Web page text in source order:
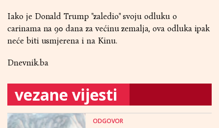
Iako je Donald Trump "zaledio" svoju odluku o
carinama na 90 dana za većinu zemalja, ova odluka ipak
neće biti usmjerena i na Kinu.
Dnevnik.ba
vezane vijesti
ODGOVOR